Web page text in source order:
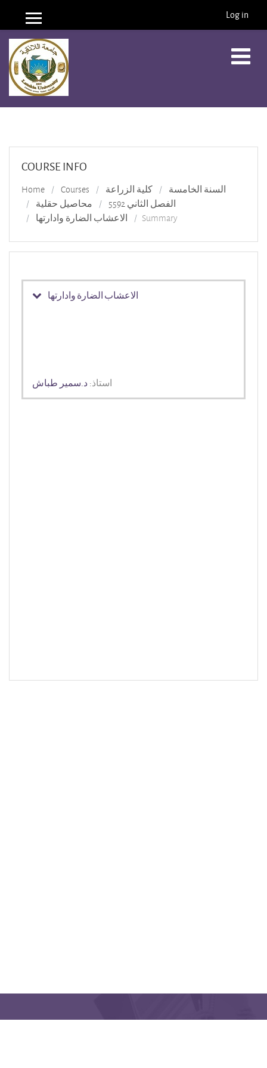
Skip to main content
Side panel Log in
COURSE INFO
Home Courses كلية الزراعة
السنة الخامسة
محاصيل حقلية
الفصل الثاني 5592
الاعشاب الضارة وادارتها
Summary
الاعشاب الضارة وادارتها
استاذ: د.سمير طباش